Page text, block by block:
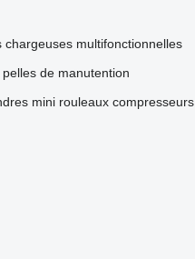
chargeuses multifonctionnelles
pelles de manutention
mini rouleaux compresseurs